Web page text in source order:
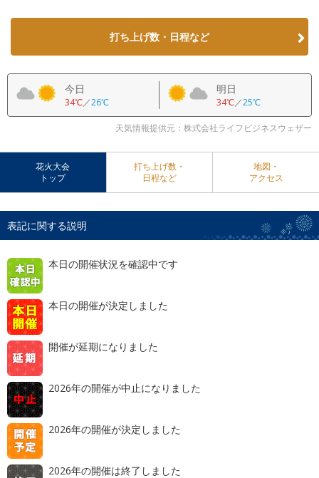
打ち上げ数・日程など
今日
34℃／26℃
明日
34℃／25℃
天気情報提供元：株式会社ライフビジネスウェザー
花火大会
トップ
打ち上げ数・
日程など
地図・
アクセス
表記に関する説明
本日の開催状況を確認中です
本日の開催が決定しました
開催が延期になりました
2026年の開催が中止になりました
2026年の開催が決定しました
2026年の開催は終了しました